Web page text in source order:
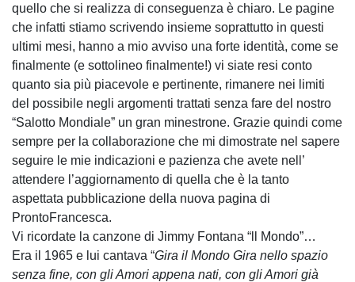
quello che si realizza di conseguenza è chiaro. Le pagine
che infatti stiamo scrivendo insieme soprattutto in questi
ultimi mesi, hanno a mio avviso una forte identità, come se
finalmente (e sottolineo finalmente!) vi siate resi conto
quanto sia più piacevole e pertinente, rimanere nei limiti
del possibile negli argomenti trattati senza fare del nostro
“Salotto Mondiale” un gran minestrone. Grazie quindi come
sempre per la collaborazione che mi dimostrate nel sapere
seguire le mie indicazioni e pazienza che avete nell’
attendere l’aggiornamento di quella che è la tanto
aspettata pubblicazione della nuova pagina di
ProntoFrancesca.
Vi ricordate la canzone di Jimmy Fontana “ll Mondo”…
Era il 1965 e lui cantava “Gira il Mondo Gira nello spazio
senza fine, con gli Amori appena nati, con gli Amori già